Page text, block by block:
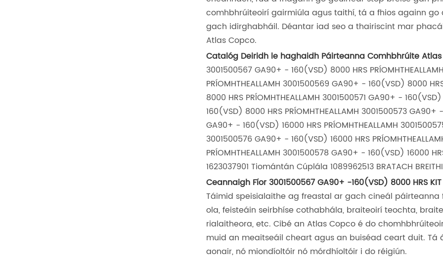
comhbhrúiteoirí gairmiúla agus taithí, tá a fhios againn
gach idirghabháil. Déantar iad seo a thairiscint mar
Atlas Copco.
Catalóg Deiridh le haghaidh Páirteanna Comhbhrúite
3001500567 GA90+ - 160(VSD) 8000 HRS
PRÍOMHTHEALLAMH 3001500569 GA90+ - 160(VSD) 8000
8000 HRS PRÍOMHTHEALLAMH 3001500571 GA90+ -
160(VSD) 8000 HRS PRÍOMHTHEALLAMH 3001500573
GA90+ - 160(VSD) 16000 HRS PRÍOMHTHEALLAMH
3001500576 GA90+ - 160(VSD) 16000 HRS
PRÍOMHTHEALLAMH 3001500578 GA90+ - 160(VSD) 16000
1623037901 Tiomántán Cúplála 1089962513 BRATACH
Ceannaigh Fíor 3001500567 GA90+ -160(VSD) 8000 HRS
Táimid speisialaithe ag freastal ar gach cineál
ola, feisteáin seirbhíse cothabhála, braiteoirí teochta,
rialaitheora, etc. Cibé an Atlas Copco é do
muid an meaitseáil cheart agus an buiséad ceart duit.
aonair, nó miondíoltóir nó mórdhíoltóir i do réigiún.